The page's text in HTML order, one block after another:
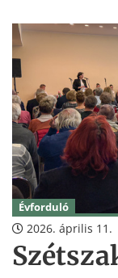
Évforduló
2026. április 11.